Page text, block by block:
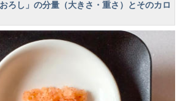
ろし」の分量（大きさ・重さ）とそのカロ